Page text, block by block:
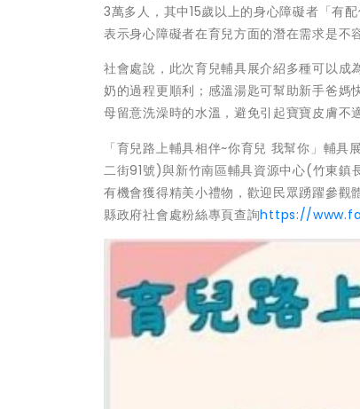
3萬多人，其中15歲以上的身心障礙者「有
表示身心障礙者在育兒方面的潛在需求是不
社會處說，此次育兒輔具展介紹多種可以
奶的過程更順利；感溫湯匙可幫助新手爸媽
母留意洗澡時的水溫，避免引起寶寶皮膚不
「育兒路上輔具相伴~你育兒 我幫你」輔
二街91號)與新竹南區輔具資源中心(竹東鎮
有機會獲得精美小禮物，歡迎民眾踴躍參
縣政府社會處粉絲專頁查詢https://